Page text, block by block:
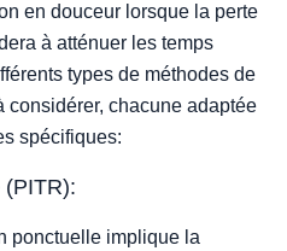
en douceur lorsque la perte
à atténuer les temps
types de méthodes de
considérer, chacune adaptée
spécifiques:
(PITR):
ponctuelle implique la